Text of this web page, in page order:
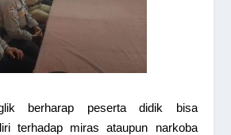
berharap peserta didik bisa
terhadap miras ataupun narkoba